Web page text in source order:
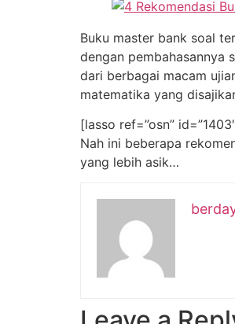
Buku master bank soal
dengan pembahasannya
dari berbagai macam
matematika yang
[lasso ref=”osn”
Nah ini beberapa
yang lebih asik…